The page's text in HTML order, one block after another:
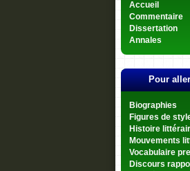
Accueil
Commentaire
Dissertation
Annales
Pour
Biographies
Figures de
Histoire
Mouvements
Vocabulaire
Discours